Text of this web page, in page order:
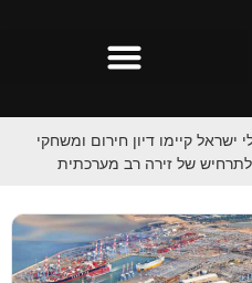
ישראל קיימו דיון חירום ומשחקי
של זירה רב מערכתית